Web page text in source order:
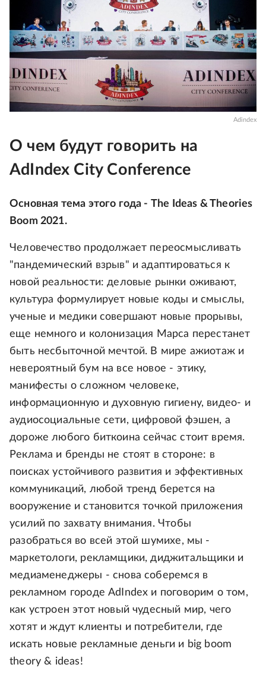
Adindex
О чем будут говорить на
AdIndex City Conference
Основная тема этого года - The Ideas & Theories
Boom 2021.
Человечество продолжает переосмысливать
"пандемический взрыв" и адаптироваться к
новой реальности: деловые рынки оживают,
культура формулирует новые коды и смыслы,
ученые и медики совершают новые прорывы,
еще немного и колонизация Марса перестанет
быть несбыточной мечтой. В мире ажиотаж и
невероятный бум на все новое - этику,
манифесты о сложном человеке,
информационную и духовную гигиену, видео- и
аудиосоциальные сети, цифровой фэшен, а
дороже любого биткоина сейчас стоит время.
Реклама и бренды не стоят в стороне: в
поисках устойчивого развития и эффективных
коммуникаций, любой тренд берется на
вооружение и становится точкой приложения
усилий по захвату внимания. Чтобы
разобраться во всей этой шумихе, мы -
маркетологи, рекламщики, диджитальщики и
медиаменеджеры - снова соберемся в
рекламном городе AdIndex и поговорим о том,
как устроен этот новый чудесный мир, чего
хотят и ждут клиенты и потребители, где
искать новые рекламные деньги и big boom
theory & ideas!